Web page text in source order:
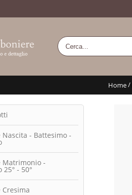
Home/
- Battesimo -
Matrimonio -
- 50°